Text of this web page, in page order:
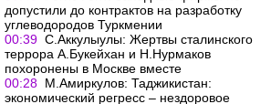
допустили до контрактов на разработку
углеводородов Туркмении
00:39 С.Аккулыулы: Жертвы сталинского
террора А.Букейхан и Н.Нурмаков
похоронены в Москве вместе
00:28 М.Амиркулов: Таджикистан:
экономический регресс – нездоровое